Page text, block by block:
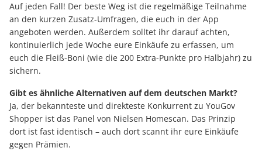
Auf jeden Fall! Der beste Weg ist die regelmäßige Teilnahme
an den kurzen Zusatz-Umfragen, die euch in der App
angeboten werden. Außerdem solltet ihr darauf achten,
kontinuierlich jede Woche eure Einkäufe zu erfassen, um
euch die Fleiß-Boni (wie die 200 Extra-Punkte pro Halbjahr) zu
sichern.
Gibt es ähnliche Alternativen auf dem deutschen Markt?
Ja, der bekannteste und direkteste Konkurrent zu YouGov
Shopper ist das Panel von Nielsen Homescan. Das Prinzip
dort ist fast identisch – auch dort scannt ihr eure Einkäufe
gegen Prämien.